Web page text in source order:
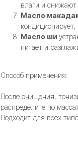
влаги и снижают
Масло
кондиционирует,
Масло ши
питает и
Способ применения:
После очищения,
распределите по
Подходит для всех